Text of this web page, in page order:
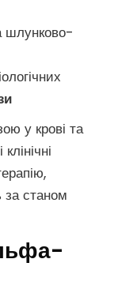
шлунково-
у крові та
за станом